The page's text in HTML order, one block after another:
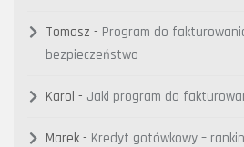
Tomasz - Program do
bezpieczeństwo
Karol - Jaki program do
Marek - Kredyt gotówkowy –